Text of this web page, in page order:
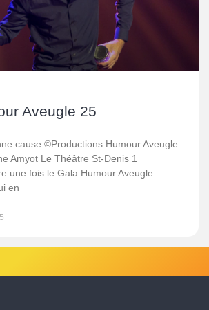
Aveugle 25
cause ©Productions Humour Aveugle
Amyot Le Théâtre St-Denis 1
une fois le Gala Humour Aveugle.
en